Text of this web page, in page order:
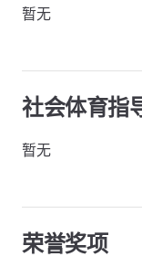
暂无
社会体育指
暂无
荣誉奖项